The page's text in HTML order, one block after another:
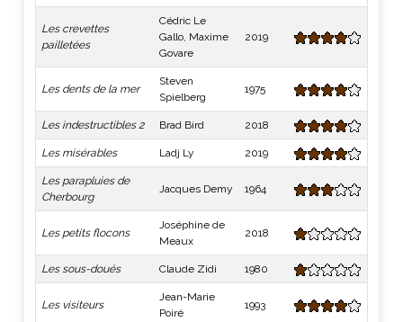
Les crevettes
pailletées
Cédric Le
Gallo, Maxime
Govare
2019
Les dents de la mer
Steven
Spielberg
1975
Les indestructibles 2 Brad Bird 2018
Les misérables Ladj Ly 2019
Les parapluies de
Cherbourg
Jacques Demy 1964
Les petits flocons
Joséphine de
Meaux
2018
Les sous-doués Claude Zidi 1980
Les visiteurs
Jean-Marie
Poiré
1993